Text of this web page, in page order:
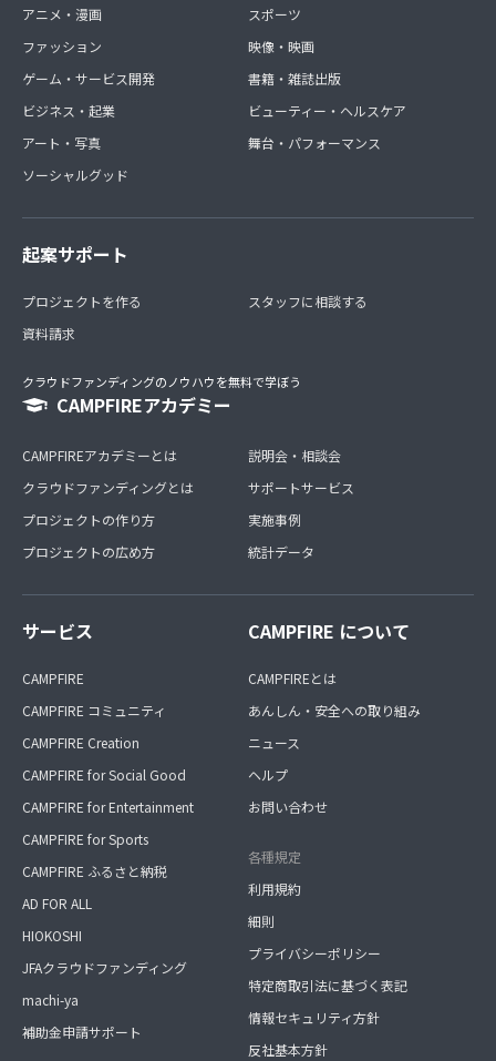
アニメ・漫画
ファッション
ゲーム・サービス開発
ビジネス・起業
アート・写真
ソーシャルグッド
スポーツ
映像・映画
書籍・雑誌出版
ビューティー・ヘルスケア
舞台・パフォーマンス
起案サポート
プロジェクトを作る
資料請求
スタッフに相談する
クラウドファンディングのノウハウを無料で学ぼう
CAMPFIREアカデミー
CAMPFIREアカデミーとは
クラウドファンディングとは
プロジェクトの作り方
プロジェクトの広め方
説明会・相談会
サポートサービス
実施事例
統計データ
サービス
CAMPFIRE
CAMPFIRE コミュニティ
CAMPFIRE Creation
CAMPFIRE for Social Good
CAMPFIRE for Entertainment
CAMPFIRE for Sports
CAMPFIRE ふるさと納税
AD FOR ALL
HIOKOSHI
JFAクラウドファンディング
machi-ya
補助金申請サポート
CAMPFIRE について
CAMPFIREとは
あんしん・安全への取り組み
ニュース
ヘルプ
お問い合わせ
各種規定
利用規約
細則
プライバシーポリシー
特定商取引法に基づく表記
情報セキュリティ方針
反社基本方針